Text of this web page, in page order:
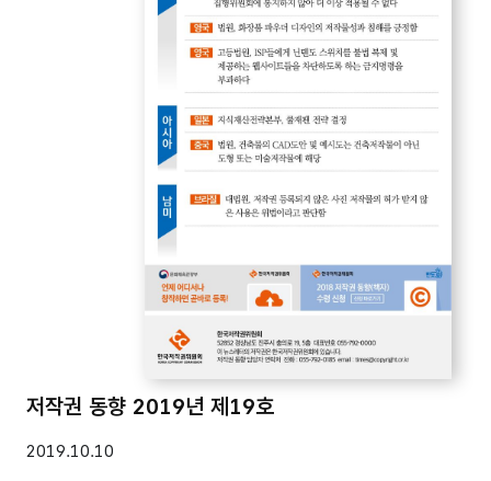
저작권 동향 2019년 제19호
2019.10.10